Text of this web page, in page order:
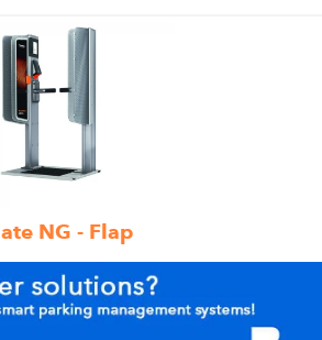
NG - Flap